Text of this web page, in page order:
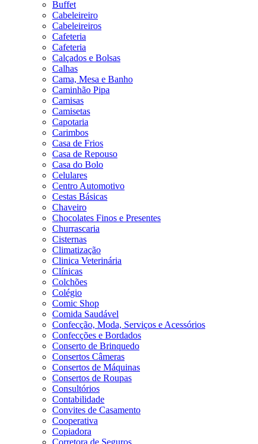
Buffet
Cabeleireiro
Cabeleireiros
Cafeteria
Cafeteria
Calçados e Bolsas
Calhas
Cama, Mesa e Banho
Caminhão Pipa
Camisas
Camisetas
Capotaria
Carimbos
Casa de Frios
Casa de Repouso
Casa do Bolo
Celulares
Centro Automotivo
Cestas Básicas
Chaveiro
Chocolates Finos e Presentes
Churrascaria
Cisternas
Climatização
Clinica Veterinária
Clínicas
Colchões
Colégio
Comic Shop
Comida Saudável
Confecção, Moda, Serviços e Acessórios
Confecções e Bordados
Conserto de Brinquedo
Consertos Câmeras
Consertos de Máquinas
Consertos de Roupas
Consultórios
Contabilidade
Convites de Casamento
Cooperativa
Copiadora
Corretora de Seguros